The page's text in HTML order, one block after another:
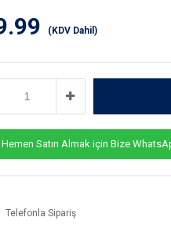
(KDV Dahil)
Hemen Satın Almak için Bize
Telefonla Sipariş